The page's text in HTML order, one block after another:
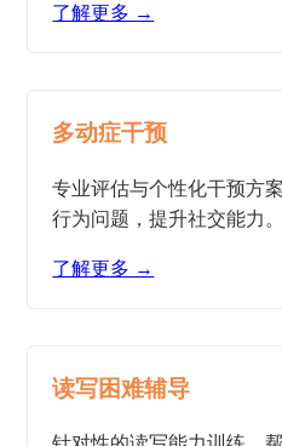
了解更多 →
多动症干预
专业评估与个性化干预方
行为问题，提升社交能力。
了解更多 →
读写困难辅导